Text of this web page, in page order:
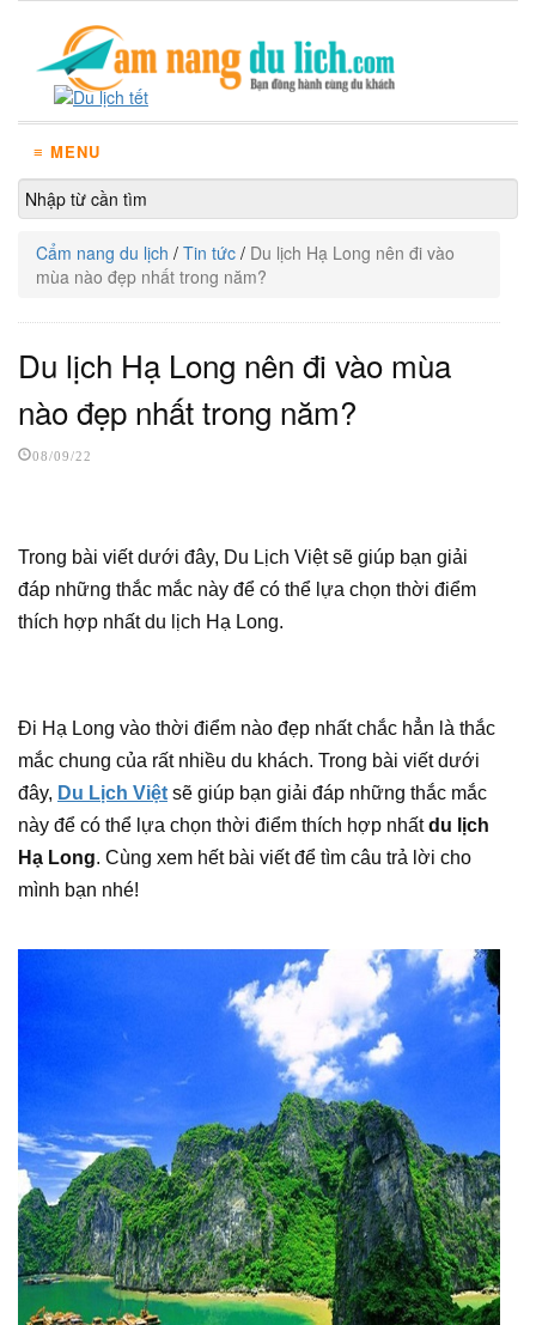
≡ MENU
Cẩm nang du lịch / Tin tức / Du lịch Hạ Long nên đi vào
mùa nào đẹp nhất trong năm?
Du lịch Hạ Long nên đi vào mùa
nào đẹp nhất trong năm?
08/09/22
Trong bài viết dưới đây, Du Lịch Việt sẽ giúp bạn giải
đáp những thắc mắc này để có thể lựa chọn thời điểm
thích hợp nhất du lịch Hạ Long.
Đi Hạ Long vào thời điểm nào đẹp nhất chắc hẳn là thắc
mắc chung của rất nhiều du khách. Trong bài viết dưới
đây, Du Lịch Việt sẽ giúp bạn giải đáp những thắc mắc
này để có thể lựa chọn thời điểm thích hợp nhấtdu lịch
Hạ Long. Cùng xem hết bài viết để tìm câu trả lời cho
mình bạn nhé!